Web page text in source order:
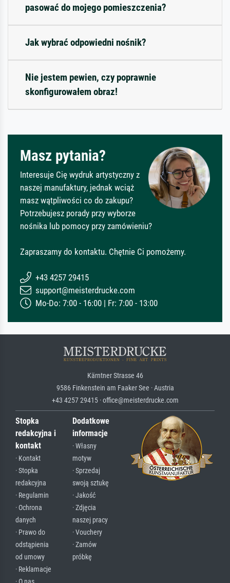
pasować do mojego pomieszczenia?
Jak wybrać odpowiedni nośnik?
Nie jestem pewien, czy poprawnie
skonfigurowałem obraz!
Masz pytania?
Interesuje Cię wydruk artystyczny z
naszej manufaktury, jednak wciąż
masz wątpliwości co do zakupu?
Potrzebujesz porady przy wyborze
nośnika lub pomocy przy zamówieniu?
Zapraszamy do kontaktu. Chętnie Ci pomożemy.
+43 4257 29415
support@meisterdrucke.com
Mo-Do: 7:00 - 16:00 | Fr: 7:00 - 13:00
Kärntner Strasse 46
9586 Finkenstein am Faaker See · Austria
+43 4257 29415 · office@meisterdrucke.com
Stopka
redakcyjna i
kontakt
· Kontakt
· Stopka
redakcyjna
· Regulamin
· Ochrona
danych
· Prawo do
odstąpienia
od umowy
· Reklamacje
Dodatkowe
informacje
· Własny
motyw
· Sprzedaj
swoją sztukę
· Jakość
· Zdjęcia
naszej pracy
· Vouchery
· Zamów
próbkę